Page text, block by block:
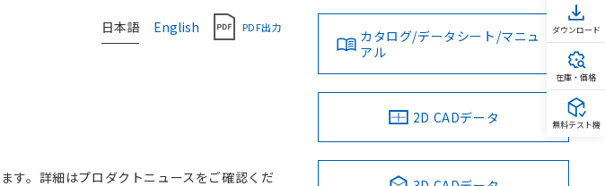
日本語 English PDF出力
す。詳細はプロダクトニュースをご確認くだ
カタログ/データシート/マニュ
アル
2D CADデータ
ダウンロード
在庫・価格
無料テスト機